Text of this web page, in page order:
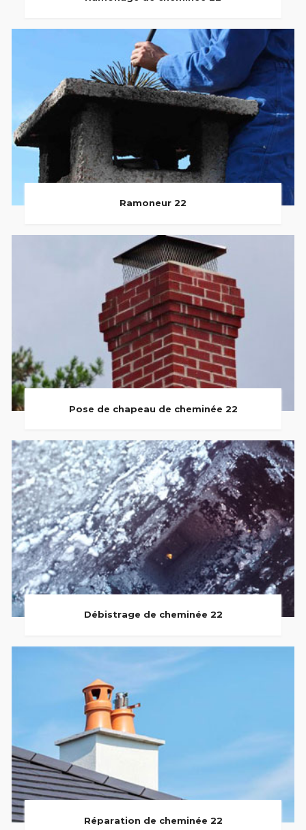
Ramoneur 22
Pose de chapeau de cheminée 22
Débistrage de cheminée 22
Réparation de cheminée 22